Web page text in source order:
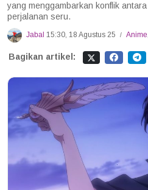
yang menggambarkan konflik
perjalanan seru.
Jabal 15:30, 18 Agustus 25 / Anime
Bagikan artikel: